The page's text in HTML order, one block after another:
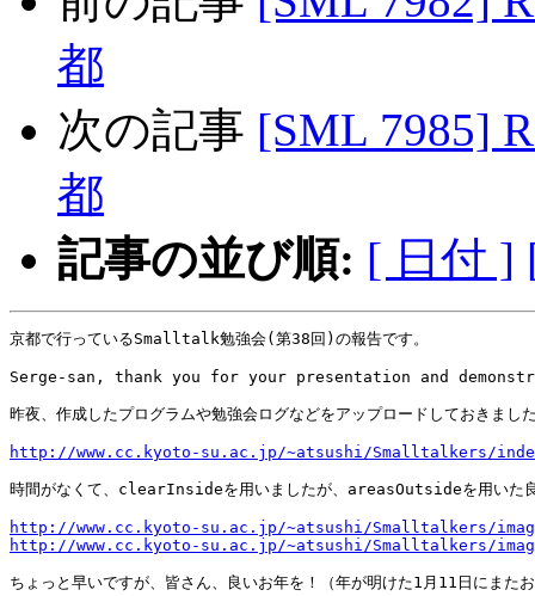
都
次の記事 [SML 7985]
都
記事の並び順: [ 日付 ]
京都で行っているSmalltalk勉強会(第38回)の報告です。
Serge-san, thank you for your presentation and
昨夜、作成したプログラムや勉強会ログなどをアップロードしておきまし
http://www.cc.kyoto-su.ac.jp/~atsushi/Smalltalkers/
時間がなくて、clearInsideを用いましたが、areasOutsideを用いた良
http://www.cc.kyoto-su.ac.jp/~atsushi/Smalltalkers/
http://www.cc.kyoto-su.ac.jp/~atsushi/Smalltalkers/
ちょっと早いですが、皆さん、良いお年を！（年が明けた1月11日にまた